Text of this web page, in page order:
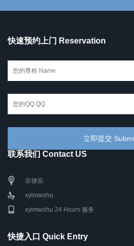
快速预约上门 Reservation
联系我们 Contact US
菲律宾
xylmwohu
xylmwohu 24 Hours 服务
快捷入口 Quick Entry